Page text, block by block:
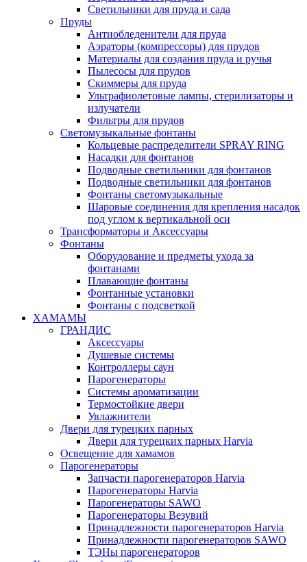
Светильники для пруда и сада
Пруды
Антиобледенители для пруда
Аэраторы (компрессоры) для прудов
Материалы для создания пруда и ручья
Пылесосы для прудов
Скиммеры для пруда
Ультрафиолетовые лампы, стерилизаторы и
излучатели
Фильтры для прудов
Светомузыкальные фонтаны
Кольцевые распределители SPRAY RING
Насадки для фонтанов
Подводные светильники для фонтанов
Подводные светильники для фонтанов
Фонтаны светомузыкальные
Шаровые соединения для крепления насадок
под углом к вертикальной оси
Трансформаторы и Аксессуары
Фонтаны
Оборудование и предметы ухода за
фонтанами
Плавающие фонтаны
Фонтанные установки
Фонтаны с подсветкой
ХАМАМЫ
ГРАНДИС
Аксессуары
Душевые системы
Контроллеры саун
Парогенераторы
Системы ароматизации
Термостойкие двери
Увлажнители
Двери для турецких парных
Двери для турецких парных Harvia
Освещение для хамамов
Парогенераторы
Запчасти парогенераторов Harvia
Парогенераторы Harvia
Парогенераторы SAWO
Парогенераторы Везувий
Принадлежности парогенераторов Harvia
Принадлежности парогенераторов SAWO
ТЭНы парогенераторов